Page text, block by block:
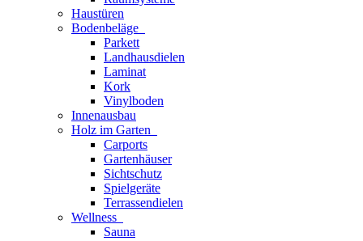
Haustüren
Bodenbeläge
Parkett
Landhausdielen
Laminat
Kork
Vinylboden
Innenausbau
Holz im Garten
Carports
Gartenhäuser
Sichtschutz
Spielgeräte
Terrassendielen
Wellness
Sauna